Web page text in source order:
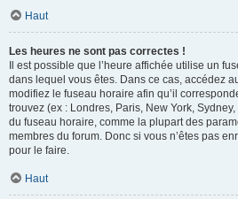
Haut
Les heures ne sont pas correctes !
Il est possible que l’heure affichée utilise un
dans lequel vous êtes. Dans ce cas, accédez
modifiez le fuseau horaire afin qu’il
trouvez (ex : Londres, Paris, New York,
du fuseau horaire, comme la plupart des
membres du forum. Donc si vous n’êtes pas
pour le faire.
Haut